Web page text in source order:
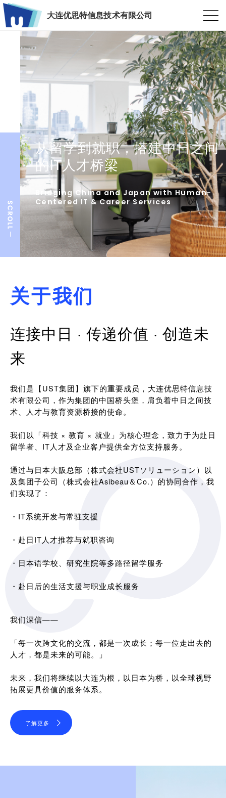
大连优思特信息技术有限公司
从留学到就职，搭建中日之间
的IT人才桥梁
Bridging China and Japan with Human-
Centered IT & Career Services
关于我们
连接中日 · 传递价值 · 创造未
来
我们是【UST集团】旗下的重要成员，大连优思特信息技
术有限公司，作为集团的中国桥头堡，肩负着中日之间技
术、人才与教育资源桥接的使命。
我们以「科技 × 教育 × 就业」为核心理念，致力于为赴日
留学者、IT人才及企业客户提供全方位支持服务。
通过与日本大阪总部（株式会社USTソリューション）以
及集团子公司（株式会社Asibeau＆Co.）的协同合作，我
们实现了：
・IT系统开发与常驻支援
・赴日IT人才推荐与就职咨询
・日本语学校、研究生院等多路径留学服务
・赴日后的生活支援与职业成长服务
我们深信——
「每一次跨文化的交流，都是一次成长；每一位走出去的
人才，都是未来的可能。」
未来，我们将继续以大连为根，以日本为桥，以全球视野
拓展更具价值的服务体系。
了解更多